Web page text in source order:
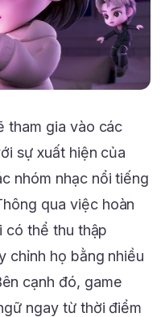
tham gia vào các
sự xuất hiện của
nhóm nhạc nổi tiếng
qua việc hoàn
có thể thu thập
chỉnh họ bằng nhiều
cạnh đó, game
ngay từ thời điểm